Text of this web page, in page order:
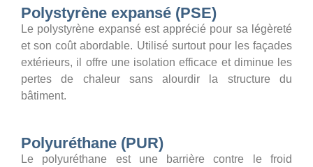
Polystyrène expansé (PSE)
Le polystyrène expansé est apprécié pour sa légèreté
et son coût abordable. Utilisé surtout pour les façades
extérieurs, il offre une isolation efficace et diminue les
pertes de chaleur sans alourdir la structure du
bâtiment.
Polyuréthane (PUR)
Le polyuréthane est une barrière contre le froid